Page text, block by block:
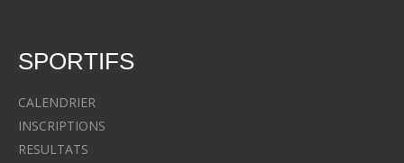
SPORTIFS
CALENDRIER
INSCRIPTIONS
RESULTATS